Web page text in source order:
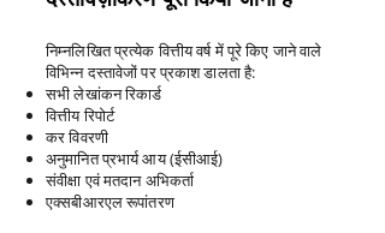
निम्नलिखित प्रत्येक वित्तीय वर्ष में पूरे किए जाने वाले
विभिन्न दस्तावेजों पर प्रकाश डालता है:
सभी लेखांकन रिकार्ड
वित्तीय रिपोर्ट
कर विवरणी
अनुमानित प्रभार्य आय (ईसीआई)
संवीक्षा एवं मतदान अभिकर्ता
एक्सबीआरएल रूपांतरण